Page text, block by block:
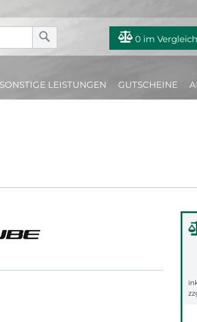
0 im Vergleich
SONSTIGE LEISTUNGEN GUTSCHEINE